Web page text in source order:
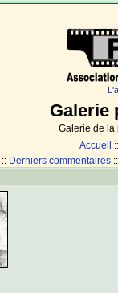
Galerie
Galerie de la
Accueil
:: Derniers commentaires